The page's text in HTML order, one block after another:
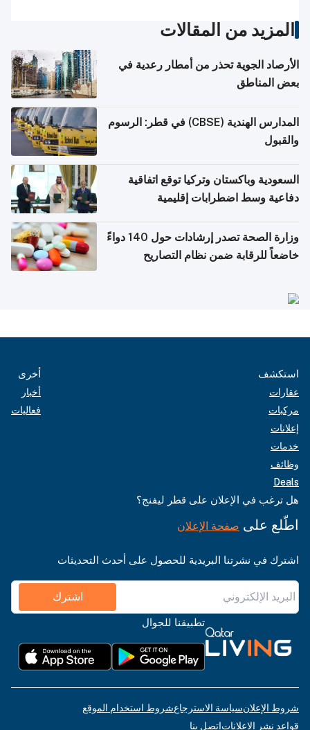
المزيد من المقالات
الأرصاد الجوية تحذر من أمطار رعدية في
بعض المناطق
المدارس الهندية (CBSE) في قطر: الرسوم
والقبول
السعودية وباكستان وتركيا توقع اتفاقية
دفاعية وسط اضطرابات إقليمية
وزارة الصحة تصدر إرشادات حول 140 دواءً
خاضعاً للرقابة ضمن نظام التصاريح
استكشف
عقارات
مركبات
إعلانات
خدمات
وظائف
Deals
أخرى
أخبار
فعاليات
هل ترغب في الإعلان على قطر ليفنج؟
اطّلع على صفحة الإعلان
اشترك في نشرتنا البريدية للحصول على أحدث التحديثات
اشترك
تطبيقنا للجوال
شروط الإعلانسياسة الاسترجاعشروط استخدام الموقع
قواعد نشر الإعلاناتاتصل بنا